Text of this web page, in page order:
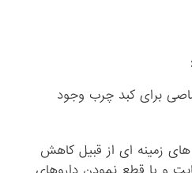
برای کبد چرب وجود
زمینه ای از قبیل کاهش